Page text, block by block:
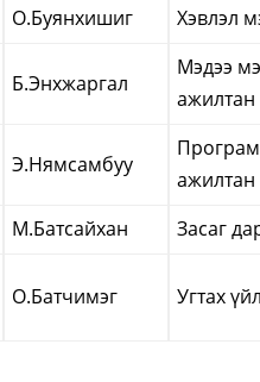
О.Буянхишиг Хэвлэл
Б.Энхжаргал
Мэдээ
ажилтан
Э.Нямсамбуу
ажилтан
М.Батсайхан Засаг
О.Батчимэг Угтах